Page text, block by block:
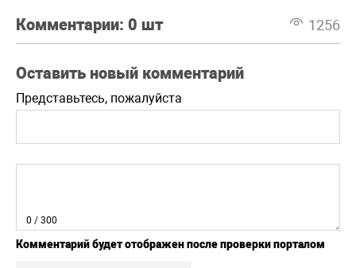
Комментарии: 0 шт 1256
Оставить новый комментарий
Представьтесь, пожалуйста
0 / 300
Комментарий будет отображен после проверки порталом